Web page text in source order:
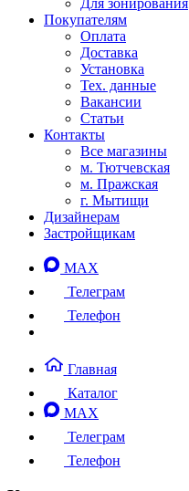
Для зонирования
Покупателям
Оплата
Доставка
Установка
Тех. данные
Вакансии
Статьи
Контакты
Все магазины
м. Тютчевская
м. Пражская
г. Мытищи
Дизайнерам
Застройщикам
MAX
Телеграм
Телефон
Главная
Каталог
MAX
Телеграм
Телефон